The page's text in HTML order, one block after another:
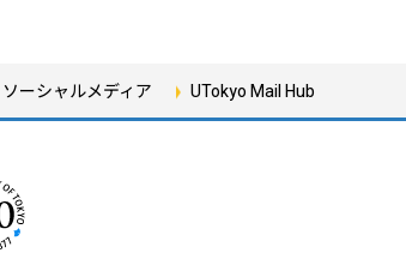
ソーシャルメディア UTokyo Mail Hub